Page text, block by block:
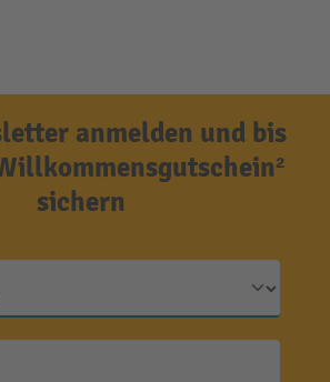
anmelden und bis
sichern